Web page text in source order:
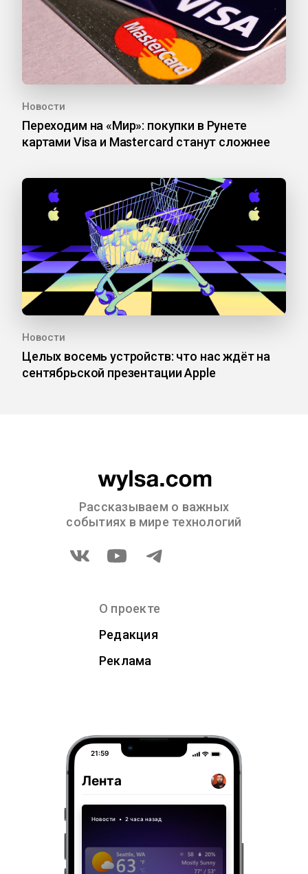
Новости
Переходим на «Мир»: покупки в Рунете
картами Visa и Mastercard станут сложнее
Новости
Целых восемь устройств: что нас ждёт на
сентябрьской презентации Apple
Рассказываем о важных
событиях в мире технологий
О проекте
Редакция
Реклама
21:59
Лента
Новости • 2 часа назад